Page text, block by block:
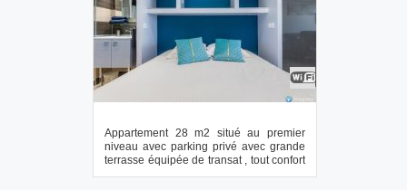
Appartement 28 m2 situé au premier
niveau avec parking privé avec grande
terrasse équipée de transat , tout confort
avec...